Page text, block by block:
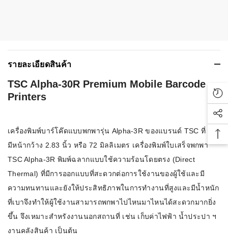
รายละเอียดสินค้า
TSC Alpha-30R Premium Mobile Barcode
Printers
เครื่องพิมพ์บาร์โค๊ดแบบพกพารุ่น Alpha-3R ของแบรนด์ TSC ที่
มีหน้ากว้าง 2.83 นิ้ว หรือ 72 มิลลิเมตร เครื่องพิมพ์ใบเสร็จพกพา
TSC Alpha-3R พิมพ์ฉลากแบบใช้ความร้อนโดยตรง (Direct
Thermal) ที่มีการออกแบบที่สะดวกต่อการใช้งานของผู้ใช้และมี
ความทนทานและยังให้ประสิทธิภาพในการทำงานที่สูงและมีน้ำหนัก
ที่เบาจึงทำให้ผู้ใช้งานสามารถพกพาไปไหนมาไหนได้สะดวกมากยิ่ง
ขึ้น จึงเหมาะสำหรังงานนอกสถานที่ เช่น เก็บค่าไฟฟ้า น้ำประปา ฯ
งานคลังสินค้า เป็นต้น